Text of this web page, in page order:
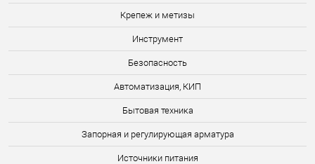
Крепеж и метизы
Инструмент
Безопасность
Автоматизация, КИП
Бытовая техника
Запорная и регулирующая арматура
Источники питания